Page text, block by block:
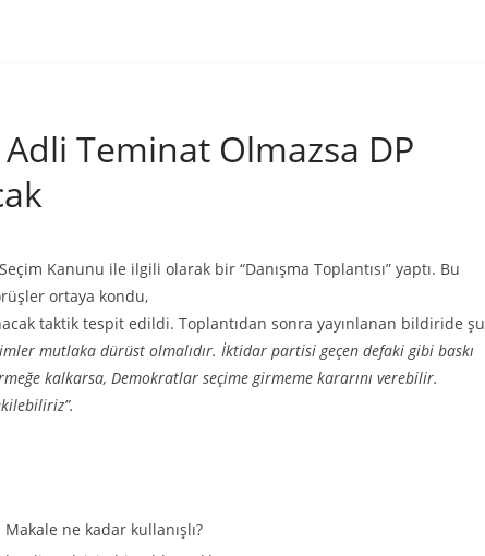
Teminat Olmazsa DP
Kanunu ile ilgili olarak bir “Danışma Toplantısı” yaptı. Bu
ortaya kondu,
taktik tespit edildi. Toplantıdan sonra yayınlanan bildiride şu
mutlaka dürüst olmalıdır. İktidar partisi geçen defaki gibi baskı
kalkarsa, Demokratlar seçime girmeme kararını verebilir.
Makale ne kadar kullanışlı?